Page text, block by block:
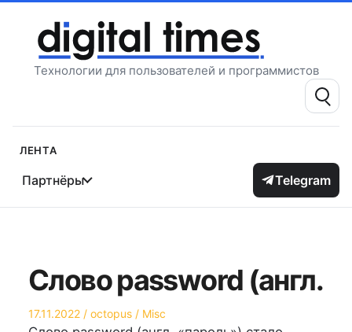
содержимому
Технологии для пользователей и программистов
Поиск:
Лента
Партнёры Telegram
Слово password (англ.
Опубликовано
на
17.11.2022 Автор
octopus
Опубликовано
в
Misc